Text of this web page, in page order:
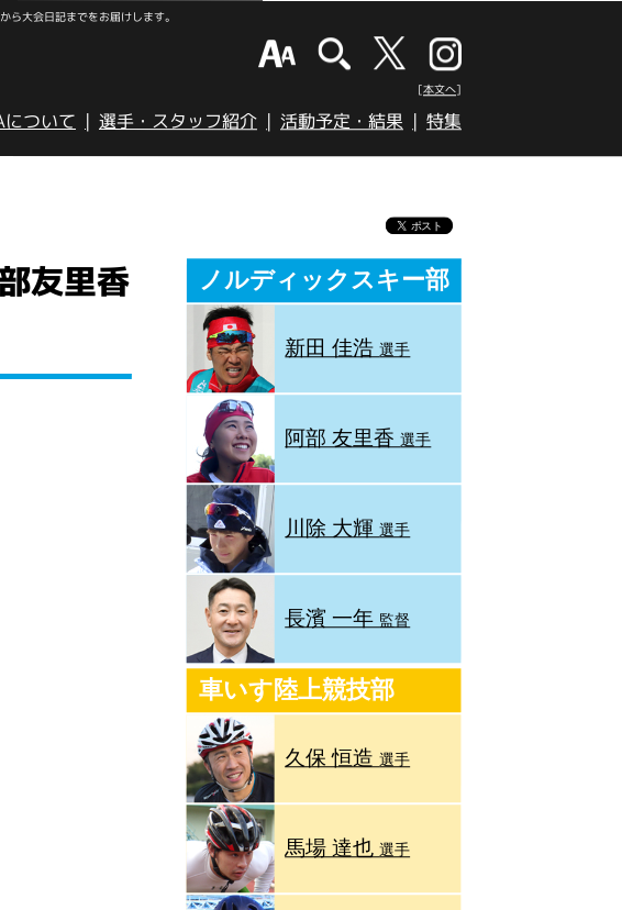
大会日記までをお届けします。
[本文へ]
について 選手・スタッフ紹介 活動予定・結果 特集
友里香 ノルディックスキー部
新田 佳浩選手
阿部 友里香選手
川除 大輝選手
長濱 一年 監督
車いす陸上競技部
久保 恒造選手
馬場 達也選手